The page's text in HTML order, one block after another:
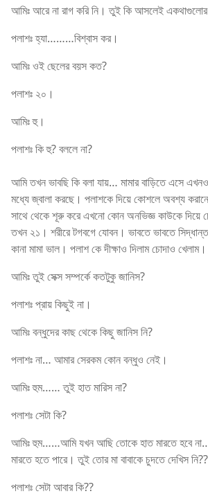
আমিঃ আরে না রাগ করি নি। তুই কি আসলেই একথাগুলোর
পলাশঃ হ্যা………বিশ্বাস কর।
আমিঃ ওই ছেলের বয়স কত?
পলাশঃ ২০।
আমিঃ হু।
পলাশঃ কি হু? বললে না?
আমি তখন ভাবছি কি বলা যায়… মামার বাড়িতে এসে
মধ্যে জ্বালা করছে। পলাশকে দিয়ে কোশলে অবশ্য
সাথে থেকে শূরু করে এখনো কোন অনভিজ্ঞ কাউকে দিয়ে
তখন ২১। শরীরে টগবগে যোবন। ভাবতে ভাবতে সিদ্ধান্ত
কানা মামা ভাল। পলাশ কে দীক্ষাও দিলাম চোদাও খেলাম।
আমিঃ তুই সেক্স সম্পর্কে কতটুকু জানিস?
পলাশঃ প্রায় কিছুই না।
আমিঃ বন্ধুদের কাছ থেকে কিছু জানিস নি?
পলাশঃ না… আমার সেরকম কোন বন্ধুও নেই।
আমিঃ হুম…… তুই হাত মারিস না?
পলাশঃ সেটা কি?
আমিঃ হুম……আমি যখন আছি তোকে হাত মারতে হবে
মারতে হতে পারে। তুই তোর মা বাবাকে চুদতে দেখিস নি??
পলাশঃ সেটা আবার কি??